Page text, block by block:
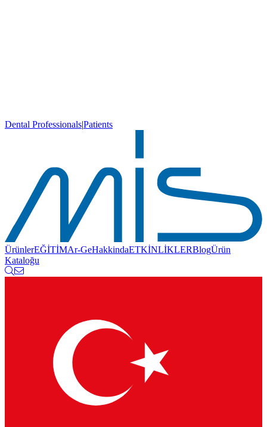
Dental Professionals|Patients
ÜrünlerEĞİTİMAr-GeHakkindaETKİNLİKLERBlogÜrün
Kataloğu